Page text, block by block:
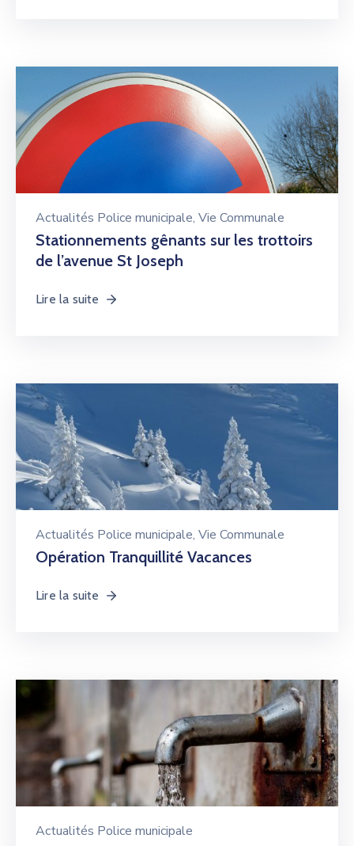
Actualités Police municipale‚ Vie Communale
Stationnements gênants sur les trottoirs
de l’avenue St Joseph
Lire la suite
Actualités Police municipale‚ Vie Communale
Opération Tranquillité Vacances
Lire la suite
Actualités Police municipale